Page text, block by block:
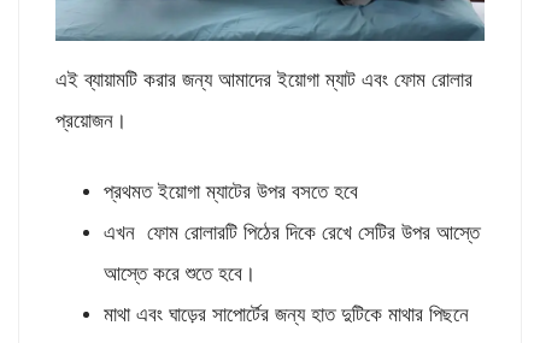
এই ব্যায়ামটি করার জন্য আমাদের ইয়োগা ম্যাট এবং ফোম রোলার
প্রয়োজন।
প্রথমত ইয়োগা ম্যাটের উপর বসতে হবে
এখন ফোম রোলারটি পিঠের দিকে রেখে সেটির উপর আস্তে
আস্তে করে শুতে হবে।
মাথা এবং ঘাড়ের সাপোর্টের জন্য হাত দুটিকে মাথার পিছনে